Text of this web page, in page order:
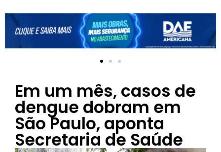
Em um mês, casos de
dengue dobram em
São Paulo, aponta
Secretaria de Saúde